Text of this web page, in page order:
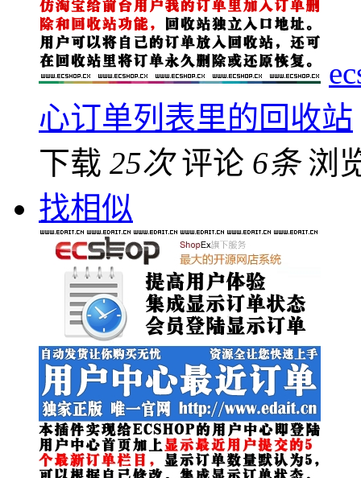
心订单列表里的回收站
下载 25次 评论 6条 浏
找相似